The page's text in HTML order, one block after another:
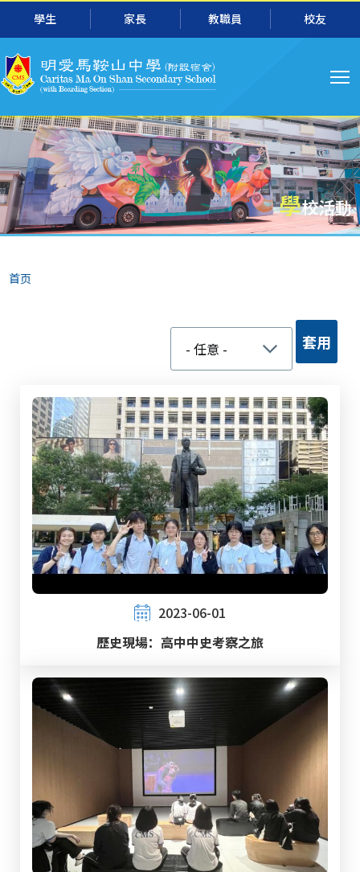
跳转到主要内容
學生 家長 教職員 校友
主
航
學校活動
面
包
首页
2023-06-01
歷史現場：高中中史考察之旅